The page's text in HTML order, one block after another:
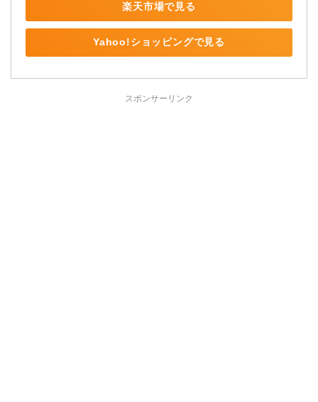
楽天市場で見る
Yahoo!ショッピングで見る
スポンサーリンク